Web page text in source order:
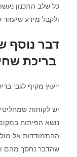
כל שלב התכנון
ולקבל מידע
דבר נוסף
בריכת
ייעוץ מקיף לגבי
יש לקוחות
נושא הפיתוח
ההתמודדות אל מול
שהדבר נחסך מהם